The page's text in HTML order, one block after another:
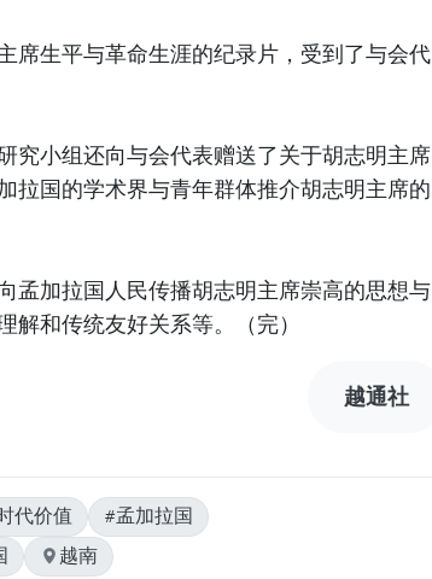
席生平与革命生涯的纪录片，受到了与会代
究小组还向与会代表赠送了关于胡志明主席
拉国的学术界与青年群体推介胡志明主席的
孟加拉国人民传播胡志明主席崇高的思想与
解和传统友好关系等。（完）
越通社
代价值
#孟加拉国
越南